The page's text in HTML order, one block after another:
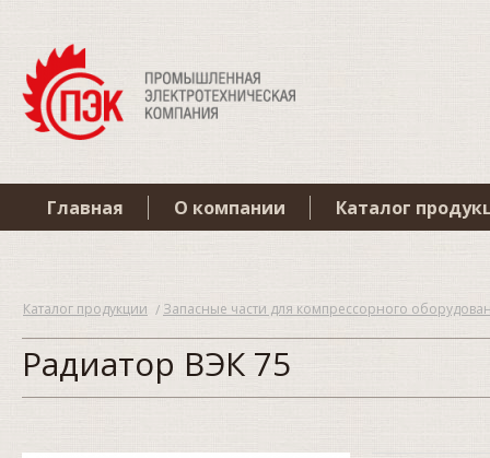
Главная О компании Каталог
Каталог продукции Запасные части для компрессорного
Радиатор ВЭК 75